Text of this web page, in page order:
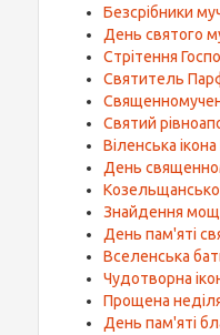
Безсрібники
День святого
Стрітення
Святитель
Святий
Віленська
День
Знайдення
День пам'яті
Вселенська
Чудотворна
Прощена
День пам'яті